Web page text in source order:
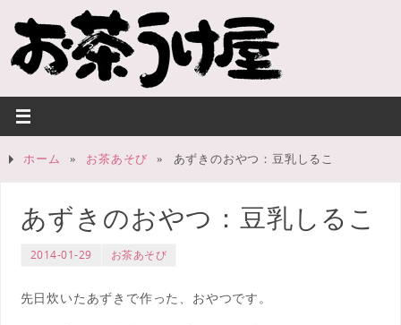
ホーム » お茶あそび » あずきのおやつ：豆乳しるこ
あずきのおやつ：豆乳しるこ
2014-01-29 お茶あそび
先日炊いたあずきで作った、おやつです。